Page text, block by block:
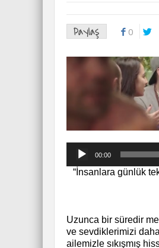
Paylaş 0
Ses
oynatıcı00:00
“İnsanlara günlük
Uzunca bir süredir
ve sevdiklerimizi
ailemizle sıkışmış